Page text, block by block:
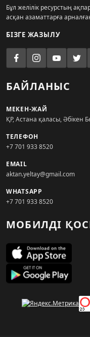
Бұл желілік ресурстың
асқан азаматтарға
БІЗГЕ ЖАЗЫЛУ
БАЙЛАНЫС
МЕКЕН-ЖАЙ
ҚР, Астана қаласы, Әбікен
ТЕЛЕФОН
+7 701 933 8520
EMAIL
aktan.yeltay@gmail.com
WHATSAPP
+7 701 933 8520
МОБИЛДІ